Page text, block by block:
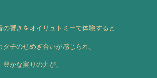
の響きをオイリュトミーで体験すると
タチのせめぎ合いが感じられ、
豊かな実りの力が、